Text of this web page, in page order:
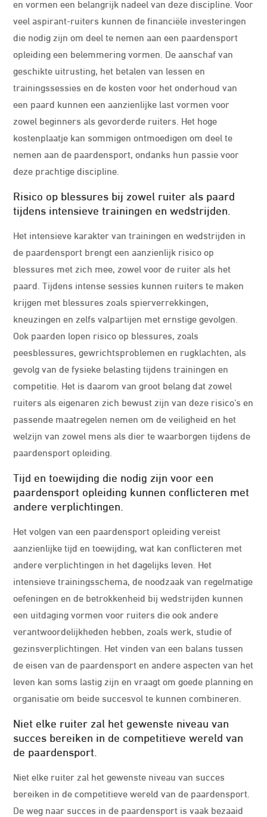
en vormen een belangrijk nadeel van deze discipline. Voor
veel aspirant-ruiters kunnen de financiële investeringen
die nodig zijn om deel te nemen aan een paardensport
opleiding een belemmering vormen. De aanschaf van
geschikte uitrusting, het betalen van lessen en
trainingssessies en de kosten voor het onderhoud van
een paard kunnen een aanzienlijke last vormen voor
zowel beginners als gevorderde ruiters. Het hoge
kostenplaatje kan sommigen ontmoedigen om deel te
nemen aan de paardensport, ondanks hun passie voor
deze prachtige discipline.
Risico op blessures bij zowel ruiter als paard
tijdens intensieve trainingen en wedstrijden.
Het intensieve karakter van trainingen en wedstrijden in
de paardensport brengt een aanzienlijk risico op
blessures met zich mee, zowel voor de ruiter als het
paard. Tijdens intense sessies kunnen ruiters te maken
krijgen met blessures zoals spierverrekkingen,
kneuzingen en zelfs valpartijen met ernstige gevolgen.
Ook paarden lopen risico op blessures, zoals
peesblessures, gewrichtsproblemen en rugklachten, als
gevolg van de fysieke belasting tijdens trainingen en
competitie. Het is daarom van groot belang dat zowel
ruiters als eigenaren zich bewust zijn van deze risico’s en
passende maatregelen nemen om de veiligheid en het
welzijn van zowel mens als dier te waarborgen tijdens de
paardensport opleiding.
Tijd en toewijding die nodig zijn voor een
paardensport opleiding kunnen conflicteren met
andere verplichtingen.
Het volgen van een paardensport opleiding vereist
aanzienlijke tijd en toewijding, wat kan conflicteren met
andere verplichtingen in het dagelijks leven. Het
intensieve trainingsschema, de noodzaak van regelmatige
oefeningen en de betrokkenheid bij wedstrijden kunnen
een uitdaging vormen voor ruiters die ook andere
verantwoordelijkheden hebben, zoals werk, studie of
gezinsverplichtingen. Het vinden van een balans tussen
de eisen van de paardensport en andere aspecten van het
leven kan soms lastig zijn en vraagt om goede planning en
organisatie om beide succesvol te kunnen combineren.
Niet elke ruiter zal het gewenste niveau van
succes bereiken in de competitieve wereld van
de paardensport.
Niet elke ruiter zal het gewenste niveau van succes
bereiken in de competitieve wereld van de paardensport.
De weg naar succes in de paardensport is vaak bezaaid